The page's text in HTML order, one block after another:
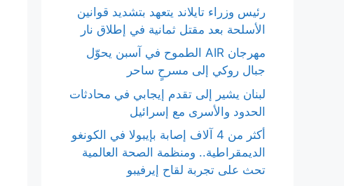
رئيس وزراء تايلاند يتعهد بتشديد قوانين
الأسلحة بعد مقتل ثمانية في إطلاق نار
مهرجان AIR الطموح في آسبن يحوّل
جبال روكي إلى مسرحٍ ساحر
لبنان يشير إلى تقدم إيجابي في محادثات
الحدود والأسرى مع إسرائيل
أكثر من 4 آلاف إصابة بإيبولا في الكونغو
الديمقراطية.. ومنظمة الصحة العالمية
تحث على تجربة لقاح إيرفيبو